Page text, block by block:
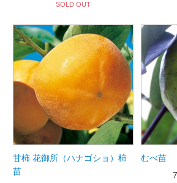
SOLD OUT
甘柿 花御所（ハナゴショ）柿
苗
むべ苗